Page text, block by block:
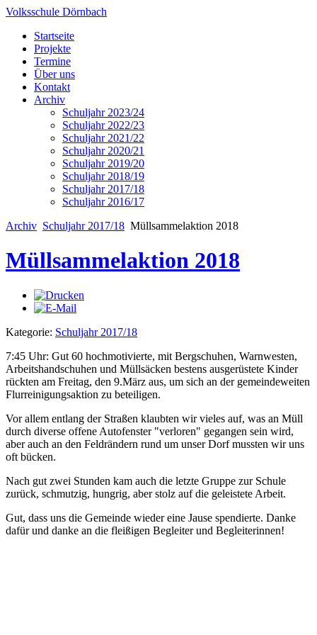
Volksschule Dörnbach
Startseite
Projekte
Termine
Über uns
Kontakt
Archiv
Schuljahr 2023/24
Schuljahr 2022/23
Schuljahr 2021/22
Schuljahr 2020/21
Schuljahr 2019/20
Schuljahr 2018/19
Schuljahr 2017/18
Schuljahr 2016/17
Archiv Schuljahr 2017/18 Müllsammelaktion 2018
Müllsammelaktion 2018
Kategorie: Schuljahr 2017/18
7:45 Uhr: Gut 60 hochmotivierte, mit Bergschuhen, Warnwesten,
Arbeitshandschuhen und Müllsäcken bestens ausgerüstete Kinder
rückten am Freitag, den 9.März aus, um sich an der gemeindeweiten
Flurreinigungsaktion zu beteiligen.
Vor allem entlang der Straßen klaubten wir vieles auf, was an Müll
durch diverse offene Autofenster "verloren" gegangen sein wird,
aber auch an den Feldrändern rund um unser Dorf mussten wir uns
oft bücken.
Nach gut zwei Stunden kam auch die letzte Gruppe zur Schule
zurück, schmutzig, hungrig, aber stolz auf die geleistete Arbeit.
Gut, dass uns die Gemeinde wieder eine Jause spendierte. Danke
dafür und danke an die fleißigen Begleiter und Begleiterinnen!